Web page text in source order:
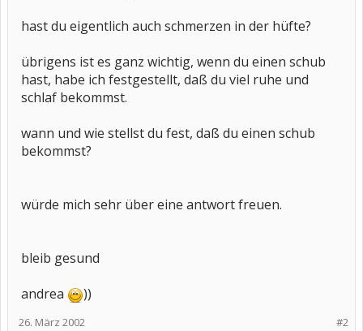
hast du eigentlich auch schmerzen in der hüfte?
übrigens ist es ganz wichtig, wenn du einen schub
hast, habe ich festgestellt, daß du viel ruhe und
schlaf bekommst.
wann und wie stellst du fest, daß du einen schub
bekommst?
würde mich sehr über eine antwort freuen.
bleib gesund
andrea
))
#2
26. März 2002